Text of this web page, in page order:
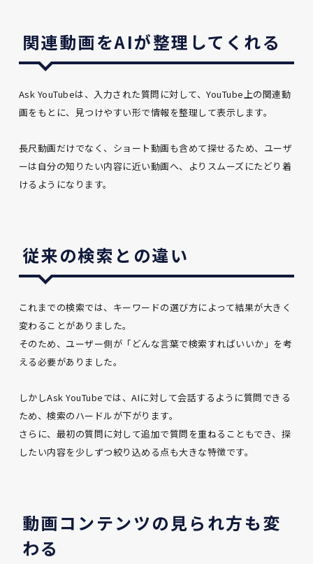
関連動画をAIが整理してくれる
Ask YouTubeは、入力された質問に対して、YouTube上の関連動
画をもとに、見つけやすい形で情報を整理して表示します。
長尺動画だけでなく、ショート動画も含めて探せるため、ユーザ
ーは自分の知りたい内容に近い動画へ、よりスムーズにたどり着
けるようになります。
従来の検索との違い
これまでの検索では、キーワードの選び方によって結果が大きく
変わることがありました。
そのため、ユーザー側が「どんな言葉で検索すればいいか」を考
える必要がありました。
しかしAsk YouTubeでは、AIに対して会話するように質問できる
ため、検索のハードルが下がります。
さらに、最初の質問に対して追加で質問を重ねることもでき、探
したい内容を少しずつ絞り込める点も大きな特徴です。
動画コンテンツの見られ方も変
わる